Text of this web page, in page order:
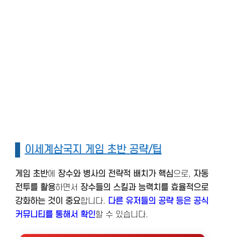
이세계삼국지 게임 초반 공략/팁
게임 초반에 장수와 병사의 전략적 배치가 핵심으로, 자동
전투를 활용하면서 장수들의 스킬과 능력치를 효율적으로
강화하는 것이 중요합니다. 다른 유저들의 공략 등은 공식
커뮤니티를 통해서 확인할 수 있습니다.